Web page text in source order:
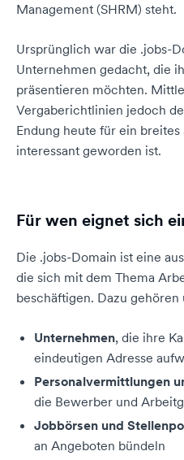
Management (SHRM) steht.
Ursprünglich war die .jobs-
Unternehmen gedacht, die
präsentieren möchten.
Vergaberichtlinien jedoch
Endung heute für ein
interessant geworden ist.
Für wen eignet sich
Die .jobs-Domain ist eine
die sich mit dem Thema
beschäftigen. Dazu gehören
Unternehmen, die ihre
eindeutigen Adresse
Personalvermittlungen
die Bewerber und
Jobbörsen und
an Angeboten bündeln